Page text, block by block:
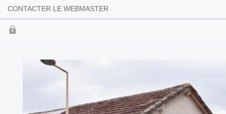
CONTACTER LE WEBMASTER